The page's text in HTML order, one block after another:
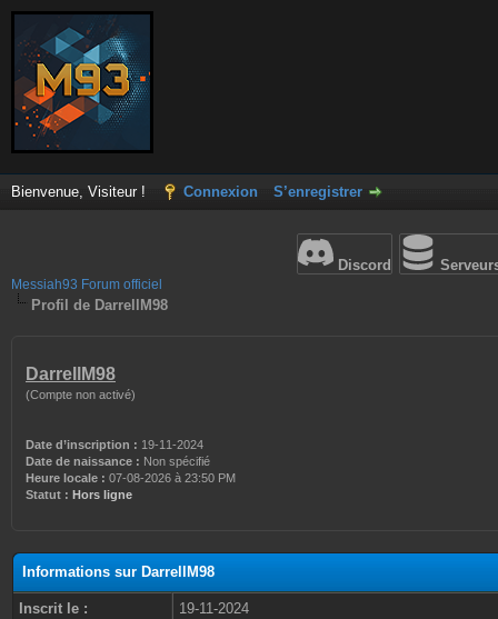
Bienvenue, Visiteur ! Connexion S’enregistrer
Discord
Messiah93 Forum officiel
Profil de DarrellM98
DarrellM98
(Compte non activé)
Date d’inscription : 19-11-2024
Date de naissance : Non spécifié
Heure locale : 07-08-2026 à 23:50 PM
Statut : Hors ligne
Informations sur DarrellM98
Inscrit le :
19-11-2024